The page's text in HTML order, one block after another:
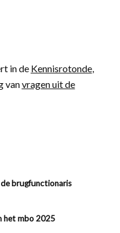
in de Kennisrotonde,
vanvragen uit de
brugfunctionaris
het mbo 2025